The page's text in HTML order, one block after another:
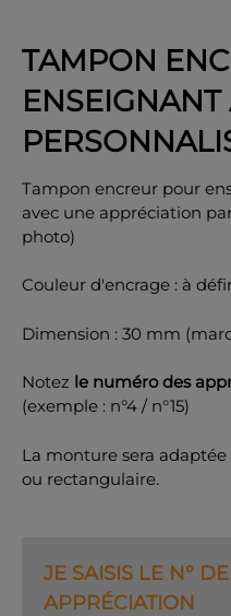
TAMPON
ENSEIGNANT
Tampon encreur pour
avec une appréciation
photo)
Couleur d'encrage : à
Dimension : 30 mm
Notez le numéro des
(exemple : n°4 / n°15)
La monture sera
ou rectangulaire.
JE SAISIS LE N°
APPRÉCIATION
OK